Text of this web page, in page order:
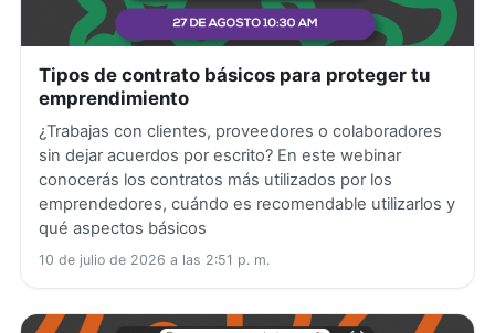
Tipos de contrato básicos para proteger tu
emprendimiento
¿Trabajas con clientes, proveedores o colaboradores
sin dejar acuerdos por escrito? En este webinar
conocerás los contratos más utilizados por los
emprendedores, cuándo es recomendable utilizarlos y
qué aspectos básicos
10 de julio de 2026 a las 2:51 p. m.